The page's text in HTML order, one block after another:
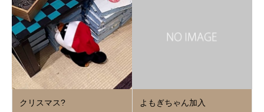
クリスマス? よもぎちゃん加入